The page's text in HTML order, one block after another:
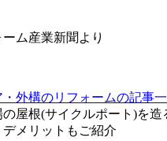
ム産業新聞より
外構のリフォームの記事
の屋根(サイクルポート)を
メリットもご紹介